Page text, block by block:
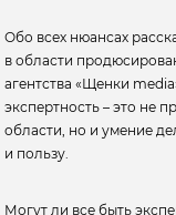
Обо всех нюансах
в области
агентства «Щенки
экспертность – это не
области, но и умение
и пользу.
Могут ли все быть